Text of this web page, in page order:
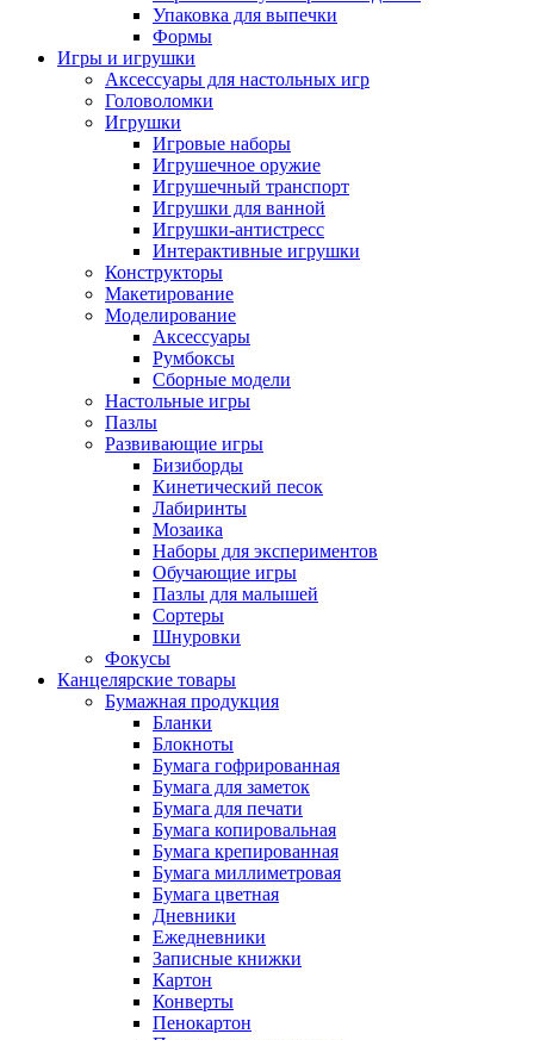
Упаковка для выпечки
Формы
Игры и игрушки
Аксессуары для настольных игр
Головоломки
Игрушки
Игровые наборы
Игрушечное оружие
Игрушечный транспорт
Игрушки для ванной
Игрушки-антистресс
Интерактивные игрушки
Конструкторы
Макетирование
Моделирование
Аксессуары
Румбоксы
Сборные модели
Настольные игры
Пазлы
Развивающие игры
Бизиборды
Кинетический песок
Лабиринты
Мозаика
Наборы для экспериментов
Обучающие игры
Пазлы для малышей
Сортеры
Шнуровки
Фокусы
Канцелярские товары
Бумажная продукция
Бланки
Блокноты
Бумага гофрированная
Бумага для заметок
Бумага для печати
Бумага копировальная
Бумага крепированная
Бумага миллиметровая
Бумага цветная
Дневники
Ежедневники
Записные книжки
Картон
Конверты
Пенокартон